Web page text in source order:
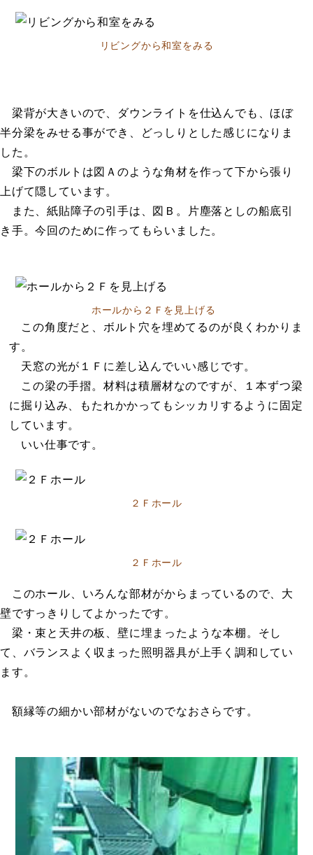
リビングから和室をみる
梁背が大きいので、ダウンライトを仕込んでも、ほぼ
半分梁をみせる事ができ、どっしりとした感じになりま
した。
梁下のボルトは図Ａのような角材を作って下から張り
上げて隠しています。
また、紙貼障子の引手は、図Ｂ。片塵落としの船底引
き手。今回のために作ってもらいました。
ホールから２Ｆを見上げる
この角度だと、ボルト穴を埋めてるのが良くわかりま
す。
天窓の光が１Ｆに差し込んでいい感じです。
この梁の手摺。材料は積層材なのですが、１本ずつ梁
に掘り込み、もたれかかってもシッカリするように固定
しています。
いい仕事です。
２Ｆホール
２Ｆホール
このホール、いろんな部材がからまっているので、大
壁ですっきりしてよかったです。
梁・束と天井の板、壁に埋まったような本棚。そし
て、バランスよく収まった照明器具が上手く調和してい
ます。
額縁等の細かい部材がないのでなおさらです。